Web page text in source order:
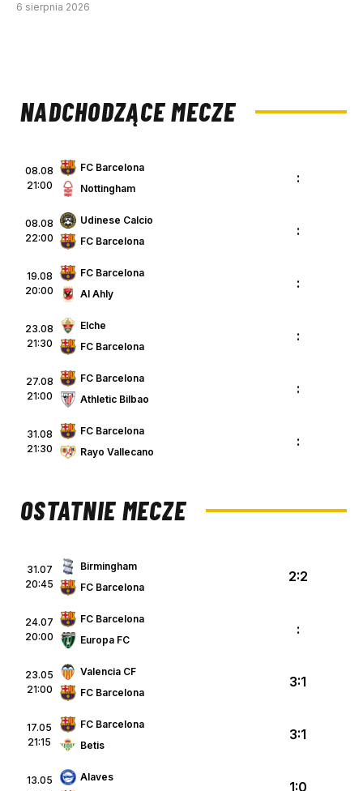
6 sierpnia 2026
NADCHODZĄCE MECZE
08.08
21:00
FC Barcelona
Nottingham
:
08.08
22:00
Udinese Calcio
FC Barcelona
:
19.08
20:00
FC Barcelona
Al Ahly
:
23.08
21:30
Elche
FC Barcelona
:
27.08
21:00
FC Barcelona
Athletic Bilbao
:
31.08
21:30
FC Barcelona
Rayo Vallecano
:
OSTATNIE MECZE
31.07
20:45
Birmingham
FC Barcelona
2:2
24.07
20:00
FC Barcelona
Europa FC
:
23.05
21:00
Valencia CF
FC Barcelona
3:1
17.05
21:15
FC Barcelona
Betis
3:1
13.05
Alaves
1:0